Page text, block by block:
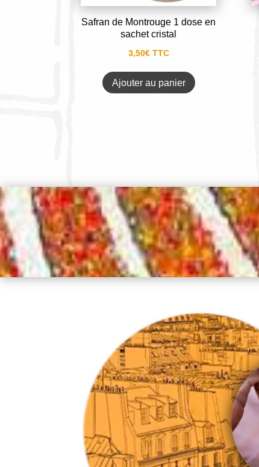
Safran de Montrouge 1 dose en
sachet cristal
3,50€ TTC
Ajouter au panier